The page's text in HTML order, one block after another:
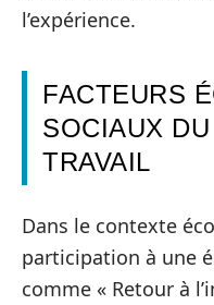
l’expérience.
FACTEURS
SOCIAUX
TRAVAIL
Dans le contexte
participation à une
comme « Retour à